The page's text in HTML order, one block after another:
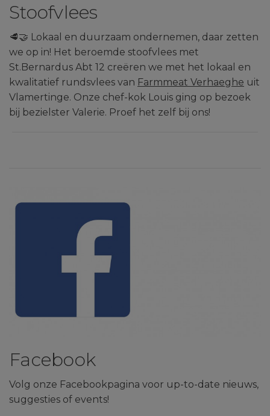
Stoofvlees
🥩🤝 Lokaal en duurzaam ondernemen, daar zetten
we op in! Het beroemde stoofvlees met
St.Bernardus Abt 12 creëren we met het lokaal en
kwalitatief rundsvlees van Farmmeat Verhaeghe uit
Vlamertinge. Onze chef-kok Louis ging op bezoek
bij bezielster Valerie. Proef het zelf bij ons!
Facebook
Volg onze Facebookpagina voor up-to-date nieuws,
suggesties of events!